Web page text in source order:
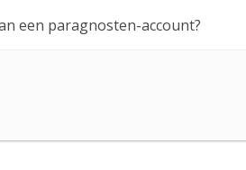
een paragnosten-account?